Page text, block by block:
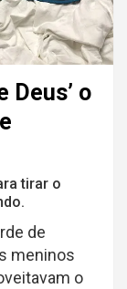
Deus’ o
tirar o
de
meninos
o